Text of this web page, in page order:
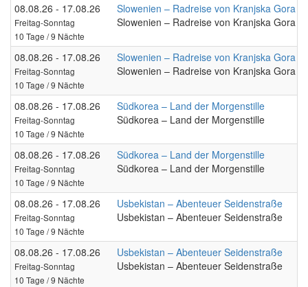
08.08.26 - 17.08.26
Freitag-Sonntag
10 Tage / 9 Nächte
Slowenien – Radreise von Kranjska Gora
Slowenien – Radreise von Kranjska Gora
08.08.26 - 17.08.26
Freitag-Sonntag
10 Tage / 9 Nächte
Slowenien – Radreise von Kranjska Gora
Slowenien – Radreise von Kranjska Gora
08.08.26 - 17.08.26
Freitag-Sonntag
10 Tage / 9 Nächte
Südkorea – Land der Morgenstille
Südkorea – Land der Morgenstille
08.08.26 - 17.08.26
Freitag-Sonntag
10 Tage / 9 Nächte
Südkorea – Land der Morgenstille
Südkorea – Land der Morgenstille
08.08.26 - 17.08.26
Freitag-Sonntag
10 Tage / 9 Nächte
Usbekistan – Abenteuer Seidenstraße
Usbekistan – Abenteuer Seidenstraße
08.08.26 - 17.08.26
Freitag-Sonntag
10 Tage / 9 Nächte
Usbekistan – Abenteuer Seidenstraße
Usbekistan – Abenteuer Seidenstraße